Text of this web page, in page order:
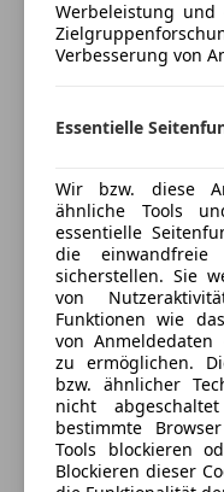
Bordcomputer
DAB-Radio
Induktionsladen
USB
Volldigitales
W-Lan / Wifi
Sicherheit
ABS
Abstandstempomat
Abstandswarner
Alarmanlage
Beifahrerairbag
ESP
Cupra Full-Link
Sport-Lederlenkrad
Außenspiegel elektr.
Einstiegsleisten
Fahrprofilauswahl
Spurhalteassistent
Notbremsfunktion
Fensterzierleisten
Heckleuchten Voll-
Lichtband (Infinite
Isofix-Aufnahmen
Klimaautomatik 3-
Mehr anzeigen
Versicherung
Kfz-Versicherung
anpassen
Freischaden-
Auto einfach
Werbeleistung
Verbesserung von
Essentielle
Wir bzw. diese
ähnliche Tools
essentielle
die einwandfreie
sicherstellen. Sie
von
Funktionen wie
von Anmeldedaten
zu ermöglichen.
bzw. ähnlicher
nicht
bestimmte
Tools blockieren
Blockieren dieser